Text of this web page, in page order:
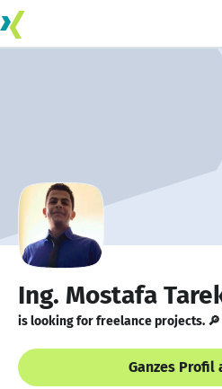
Ing. Mostafa
is looking for freelance projects. 🔎
Ganzes Profil